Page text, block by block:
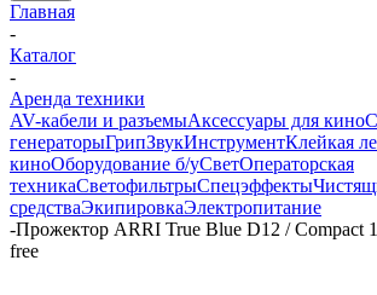
Главная
-
Каталог
-
Аренда техники
AV-кабели и разъемыАксессуары для кино
генераторыГрипЗвукИнструментКлейкая
киноОборудование б/уСветОператорская
техникаСветофильтрыСпецэффекты
средстваЭкипировкаЭлектропитание
-Прожектор ARRI True Blue D12 / Compact
free